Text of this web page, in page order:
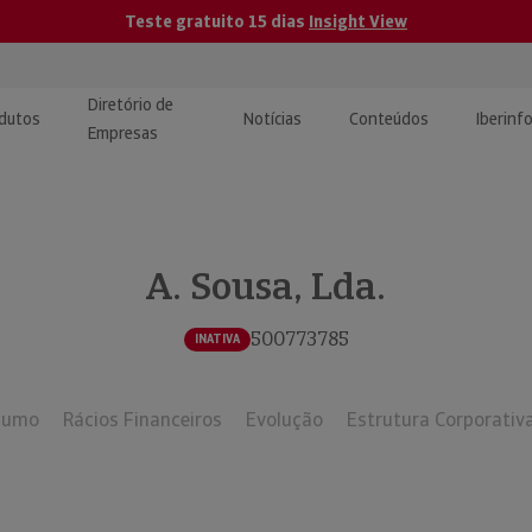
Teste gratuito 15 dias Insight View
e Monitorização de
Diretório de
Empresas
Notícias Conteúdos
| Estudos e
A. Sousa, Lda.
INATIVA 500773785
Rácios Financeiros Evolução Estrutura Corporativa